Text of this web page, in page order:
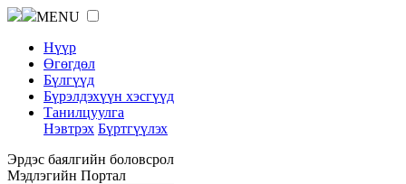
MENU
Нүүр
Өгөгдөл
Бүлгүүд
Бүрэлдэхүүн хэсгүүд
Танилцуулга
Нэвтрэх Бүртгүүлэх
Эрдэс баялгийн боловсрол
Мэдлэгийн Портал